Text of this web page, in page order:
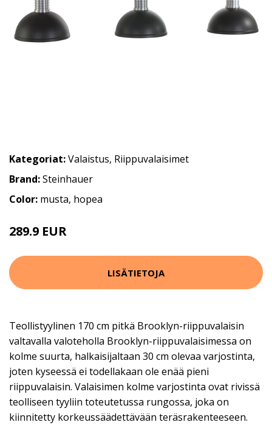
Kategoriat:Valaistus, Riippuvalaisimet
Brand:Steinhauer
Color: musta, hopea
289.9 EUR
LISÄTIETOJA
Teollistyylinen 170 cm pitkä Brooklyn-riippuvalaisin
valtavalla valoteholla Brooklyn-riippuvalaisimessa on
kolme suurta, halkaisijaltaan 30 cm olevaa varjostinta,
joten kyseessä ei todellakaan ole enää pieni
riippuvalaisin. Valaisimen kolme varjostinta ovat rivissä
teolliseen tyyliin toteutetussa rungossa, joka on
kiinnitetty korkeussäädettävään teräsrakenteeseen.